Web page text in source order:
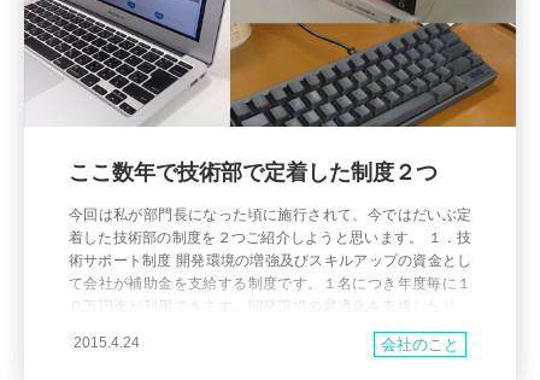
ここ数年で技術部で定着した制度２つ
今回は私が部門長になった頃に施行されて、今ではだいぶ定
着した技術部の制度を２つご紹介しようと思います。 １．技
術サポート制度 開発環境の増強及びスキルアップの資金とし
て会社が補助金を支給する制度です。１名につき年度毎に１
０万円迄が利用できます。開発環境の最適化を支援したり、
最新デバイスや技術トレンドをいち早くキャッチアップでき
ることを目的として用意されました。 技術に関連するもので
2015.4.24 会社のこと